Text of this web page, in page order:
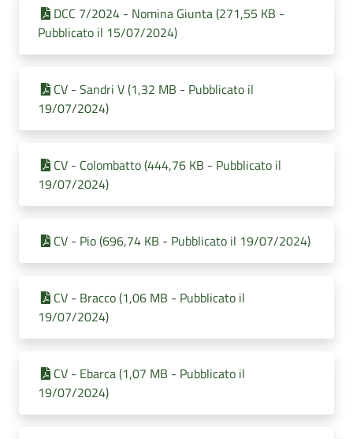
DCC 7/2024 - Nomina Giunta (271,55 KB -
Pubblicato il 15/07/2024)
CV - Sandri V (1,32 MB - Pubblicato il
19/07/2024)
CV - Colombatto (444,76 KB - Pubblicato il
19/07/2024)
CV - Pio (696,74 KB - Pubblicato il 19/07/2024)
CV - Bracco (1,06 MB - Pubblicato il
19/07/2024)
CV - Ebarca (1,07 MB - Pubblicato il
19/07/2024)